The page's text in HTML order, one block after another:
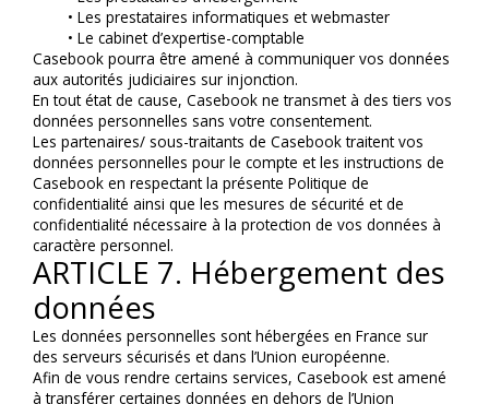
Les prestataires informatiques et webmaster
Le cabinet d’expertise-comptable
Casebook pourra être amené à communiquer vos données
aux autorités judiciaires sur injonction.
En tout état de cause, Casebook ne transmet à des tiers vos
données personnelles sans votre consentement.
Les partenaires/ sous-traitants de Casebook traitent vos
données personnelles pour le compte et les instructions de
Casebook en respectant la présente Politique de
confidentialité ainsi que les mesures de sécurité et de
confidentialité nécessaire à la protection de vos données à
caractère personnel.
ARTICLE 7. Hébergement des
données
Les données personnelles sont hébergées en France sur
des serveurs sécurisés et dans l’Union européenne.
Afin de vous rendre certains services, Casebook est amené
à transférer certaines données en dehors de l’Union